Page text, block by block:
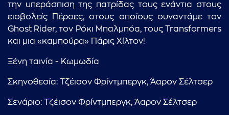
την υπεράσπιση της πατρίδας τους ενάντια στους
εισβολείς Πέρσες, στους οποίους συναντάμε τον
Ghost Rider, τον Ρόκι Μπαλμπόα, τους Transformers
και μια «καμπούρα» Πάρις Χίλτον!
Ξένη ταινία - Κωμωδία
Σκηνοθεσία: Τζέισον Φρίντμπεργκ, Άαρον Σέλτσερ
Σενάριο: Τζέισον Φρίντμπεργκ, Άαρον Σέλτσερ